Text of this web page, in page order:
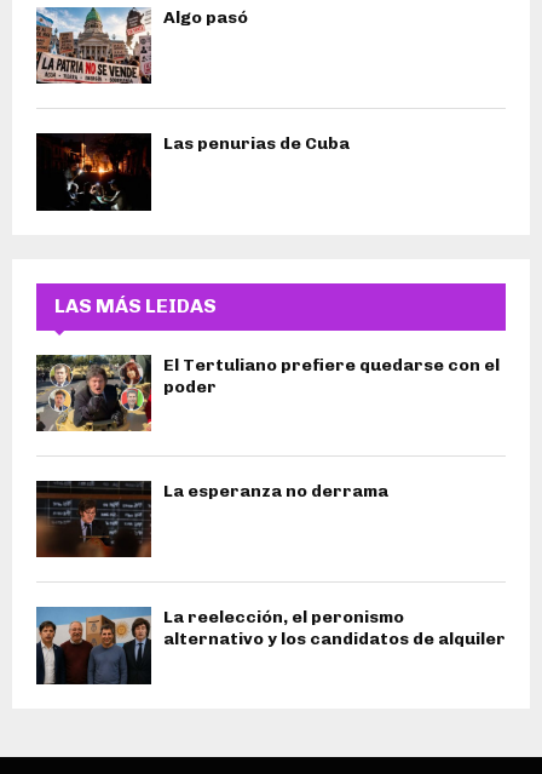
Algo pasó
Las penurias de Cuba
LAS MÁS LEIDAS
El Tertuliano prefiere quedarse con el
poder
La esperanza no derrama
La reelección, el peronismo
alternativo y los candidatos de alquiler